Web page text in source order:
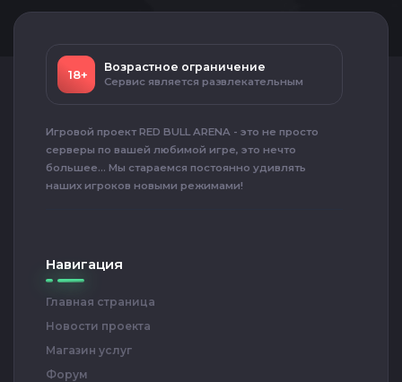
18+
Возрастное ограничение
Сервис является развлекательным
Игровой проект RED BULL ARENA - это не просто
серверы по вашей любимой игре, это нечто
большее... Мы стараемся постоянно удивлять
наших игроков новыми режимами!
Навигация
Главная страница
Новости проекта
Магазин услуг
Форум